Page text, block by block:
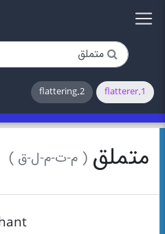
1.flatterer
2.flattering
متملق ( م-ت-م-ل-ق )